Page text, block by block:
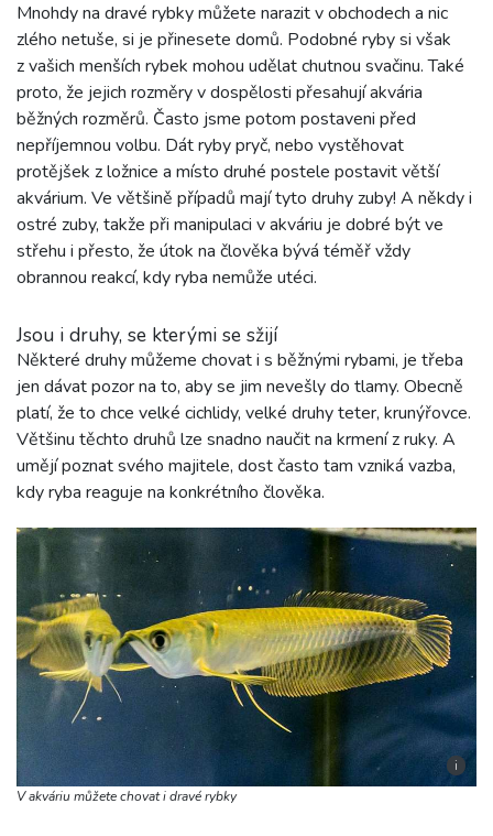
Mnohdy na dravé rybky můžete narazit v obchodech a nic
zlého netuše, si je přinesete domů. Podobné ryby si však
z vašich menších rybek mohou udělat chutnou svačinu. Také
proto, že jejich rozměry v dospělosti přesahují akvária
běžných rozměrů. Často jsme potom postaveni před
nepříjemnou volbu. Dát ryby pryč, nebo vystěhovat
protějšek z ložnice a místo druhé postele postavit větší
akvárium. Ve většině případů mají tyto druhy zuby! A někdy i
ostré zuby, takže při manipulaci v akváriu je dobré být ve
střehu i přesto, že útok na člověka bývá téměř vždy
obrannou reakcí, kdy ryba nemůže utéci.
Jsou i druhy, se kterými se sžijí
Některé druhy můžeme chovat i s běžnými rybami, je třeba
jen dávat pozor na to, aby se jim nevešly do tlamy. Obecně
platí, že to chce velké cichlidy, velké druhy teter, krunýřovce.
Většinu těchto druhů lze snadno naučit na krmení z ruky. A
umějí poznat svého majitele, dost často tam vzniká vazba,
kdy ryba reaguje na konkrétního člověka.
i
V akváriu můžete chovat i dravé rybky